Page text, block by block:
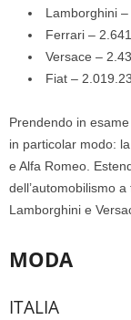
Lamborghini
Ferrari –
Versace –
Fiat –
Prendendo in
in particolar modo:
e Alfa Romeo.
dell’automobilismo
Lamborghini e
MODA
ITALIA